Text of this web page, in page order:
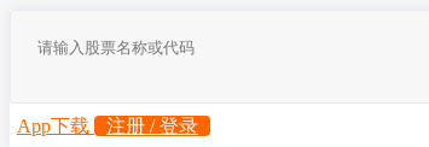
App下载 注册 / 登录